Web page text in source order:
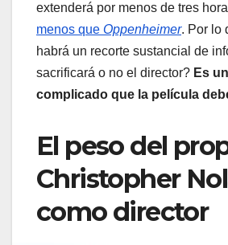
extenderá por menos de tres
menos que Oppenheimer. Por lo
habrá un recorte sustancial de
sacrificará o no el director? Es
complicado que la película
El peso del
Christopher
como director